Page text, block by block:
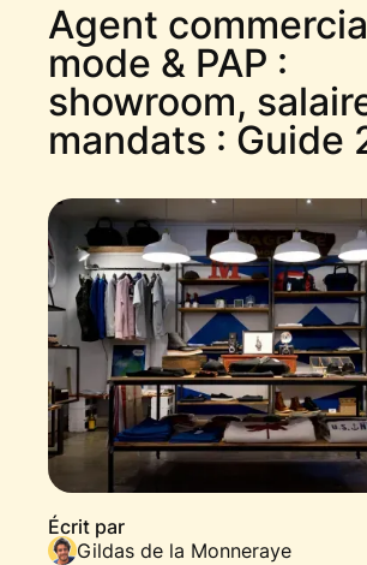
Agent
mode & PAP :
showroom,
mandats : Guide
Écrit par
Gildas de la Monneraye